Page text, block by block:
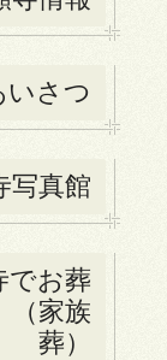
さつ
写真館
でお葬
族
葬）